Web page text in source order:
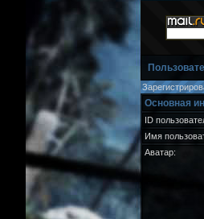
Основная
ID
Имя
Аватар: